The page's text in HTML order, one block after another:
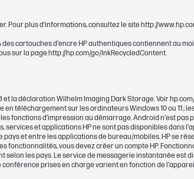
http://www.hp.com/go/
Black
~720 pages
1 noir (~720 pages)
Pour plus d'informations, consultez le site http://
cartouches d’encre HP authentiques contiennent au
sur la page http://hp.com/go/InkRecycledContent.
et la déclaration Wilhelm Imaging Dark Storage. Voir
en téléchargement sur les ordinateurs Windows 10 ou
fonctions d’impression au démarrage. Android n’est pas
services et applications HP ne sont pas disponibles dans
et entre les applications de bureau/mobiles. HP se
fonctionnalités, vous devez créer un compte HP.
les pays. Le service de messagerie instantanée est
prises en charge varient en fonction de